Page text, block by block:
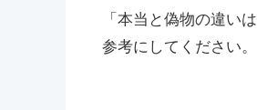
「本当と偽物の違い
参考にしてください。